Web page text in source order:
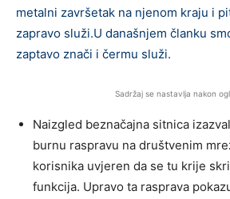
metalni završetak na njenom kraju i
zapravo služi.U današnjem članku
zaptavo znači i čermu služi.
Sadržaj se nastavlja nakon
Naizgled beznačajna sitnica
burnu raspravu na društvenim
korisnika uvjeren da se tu krije
funkcija. Upravo ta rasprava